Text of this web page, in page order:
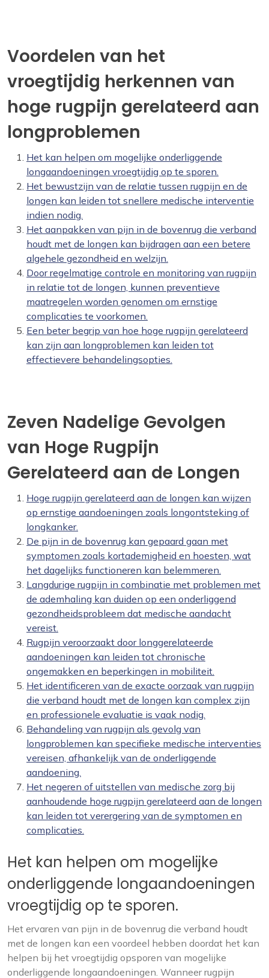
Voordelen van het
vroegtijdig herkennen van
hoge rugpijn gerelateerd aan
longproblemen
Het kan helpen om mogelijke onderliggende
longaandoeningen vroegtijdig op te sporen.
Het bewustzijn van de relatie tussen rugpijn en de
longen kan leiden tot snellere medische interventie
indien nodig.
Het aanpakken van pijn in de bovenrug die verband
houdt met de longen kan bijdragen aan een betere
algehele gezondheid en welzijn.
Door regelmatige controle en monitoring van rugpijn
in relatie tot de longen, kunnen preventieve
maatregelen worden genomen om ernstige
complicaties te voorkomen.
Een beter begrip van hoe hoge rugpijn gerelateerd
kan zijn aan longproblemen kan leiden tot
effectievere behandelingsopties.
Zeven Nadelige Gevolgen
van Hoge Rugpijn
Gerelateerd aan de Longen
Hoge rugpijn gerelateerd aan de longen kan wijzen
op ernstige aandoeningen zoals longontsteking of
longkanker.
De pijn in de bovenrug kan gepaard gaan met
symptomen zoals kortademigheid en hoesten, wat
het dagelijks functioneren kan belemmeren.
Langdurige rugpijn in combinatie met problemen met
de ademhaling kan duiden op een onderliggend
gezondheidsprobleem dat medische aandacht
vereist.
Rugpijn veroorzaakt door longgerelateerde
aandoeningen kan leiden tot chronische
ongemakken en beperkingen in mobiliteit.
Het identificeren van de exacte oorzaak van rugpijn
die verband houdt met de longen kan complex zijn
en professionele evaluatie is vaak nodig.
Behandeling van rugpijn als gevolg van
longproblemen kan specifieke medische interventies
vereisen, afhankelijk van de onderliggende
aandoening.
Het negeren of uitstellen van medische zorg bij
aanhoudende hoge rugpijn gerelateerd aan de longen
kan leiden tot verergering van de symptomen en
complicaties.
Het kan helpen om mogelijke
onderliggende longaandoeningen
vroegtijdig op te sporen.
Het ervaren van pijn in de bovenrug die verband houdt
met de longen kan een voordeel hebben doordat het kan
helpen bij het vroegtijdig opsporen van mogelijke
onderliggende longaandoeningen. Wanneer rugpijn